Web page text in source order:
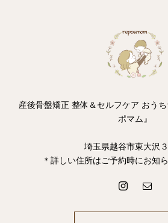
産後骨盤矯正 整体＆セルフケア おうち
ポマム』
埼玉県越谷市東大沢
＊詳しい住所はご予約時にお知